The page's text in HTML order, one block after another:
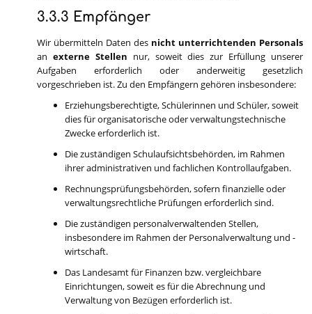
3.3.3 Empfänger
Wir übermitteln Daten des nicht unterrichtenden Personals
anexterne Stellen nur, soweit dies zur Erfüllung unserer
Aufgaben erforderlich oder anderweitig gesetzlich
vorgeschrieben ist. Zu den Empfängern gehören insbesondere:
Erziehungsberechtigte, Schülerinnen und Schüler, soweit
dies für organisatorische oder verwaltungstechnische
Zwecke erforderlich ist.
Die zuständigen Schulaufsichtsbehörden, im Rahmen
ihrer administrativen und fachlichen Kontrollaufgaben.
Rechnungsprüfungsbehörden, sofern finanzielle oder
verwaltungsrechtliche Prüfungen erforderlich sind.
Die zuständigen personalverwaltenden Stellen,
insbesondere im Rahmen der Personalverwaltung und -
wirtschaft.
Das Landesamt für Finanzen bzw. vergleichbare
Einrichtungen, soweit es für die Abrechnung und
Verwaltung von Bezügen erforderlich ist.